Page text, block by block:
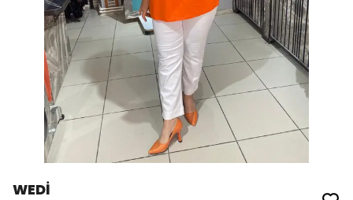
WEDİ